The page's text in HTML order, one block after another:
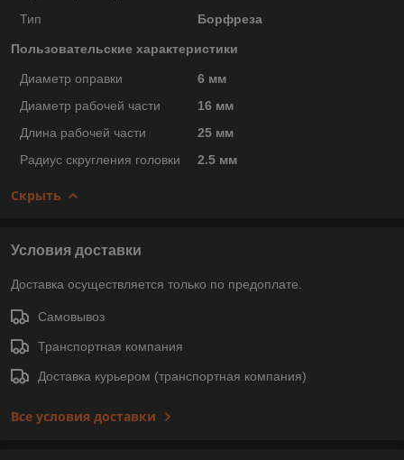
Тип
Борфреза
Пользовательские характеристики
Диаметр оправки
6 мм
Диаметр рабочей части
16 мм
Длина рабочей части
25 мм
Радиус скругления головки
2.5 мм
Скрыть
Условия доставки
Доставка осуществляется только по предоплате.
Самовывоз
Транспортная компания
Доставка курьером (транспортная компания)
Все условия доставки